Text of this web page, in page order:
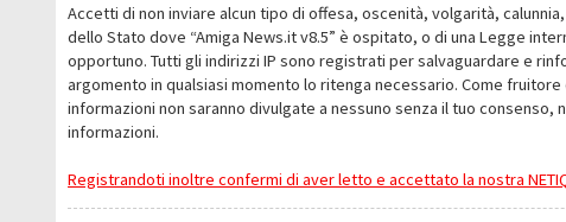
Accetti di non inviare alcun tipo di offesa, oscenità, volgarità,
dello Stato dove “Amiga News.it v8.5” è ospitato, o di una Legge
opportuno. Tutti gli indirizzi IP sono registrati per salvaguardare e
argomento in qualsiasi momento lo ritenga necessario. Come
informazioni non saranno divulgate a nessuno senza il tuo
informazioni.
Registrandoti inoltre confermi di aver letto e accettato la nostra